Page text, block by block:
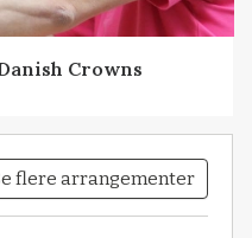
Crowns
flere arrangementer